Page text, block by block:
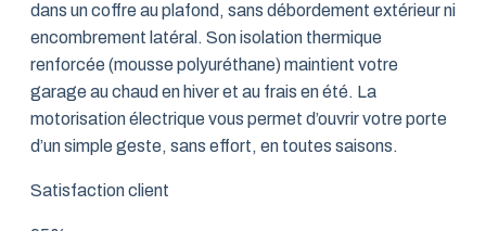
dans un coffre au plafond, sans débordement extérieur ni
encombrement latéral. Son isolation thermique
renforcée (mousse polyuréthane) maintient votre
garage au chaud en hiver et au frais en été. La
motorisation électrique vous permet d’ouvrir votre porte
d’un simple geste, sans effort, en toutes saisons.
Satisfaction client